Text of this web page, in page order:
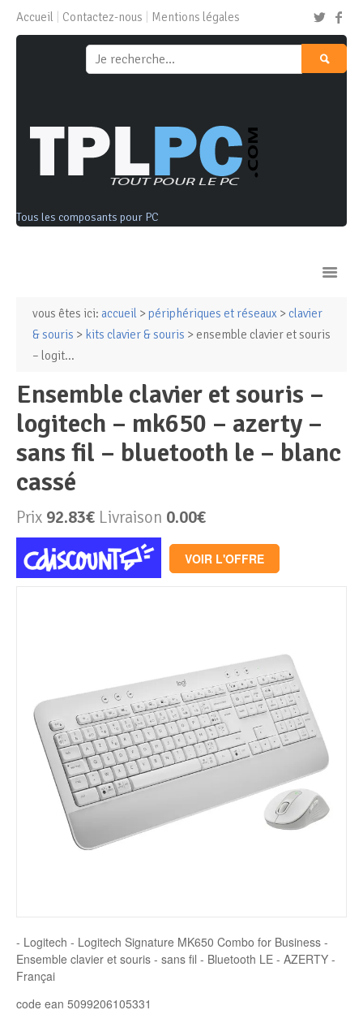
Accueil Contactez-nous Mentions légales
Tous les composants pour PC
Ordinateurs & Tablettes
PC de bureau
PC portable
Mini PC
PC en kit
Alimentation PC
Boitier PC
Carte mère
Processeur
Disque SSD
Périphériques & Réseaux
Clavier & Souris
Imprimante
vous êtes ici: accueil > périphériques et réseaux > clavier
& souris > kits clavier & souris > ensemble clavier et souris
– logit...
ensemble clavier et souris –
logitech – mk650 – azerty –
sans fil – bluetooth le – blanc
cassé
Prix 92.83€ Livraison 0.00€
VOIR L'OFFRE
- Logitech - Logitech Signature MK650 Combo for Business -
Ensemble clavier et souris - sans fil - Bluetooth LE - AZERTY -
Françai
code ean 5099206105331